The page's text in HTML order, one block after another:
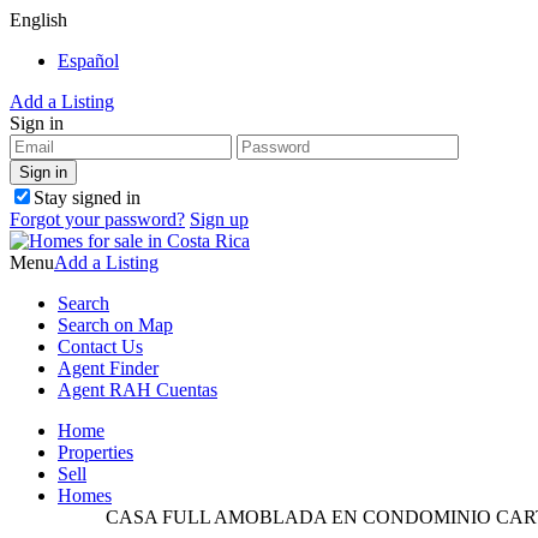
English
Español
Add a Listing
Sign in
Stay signed in
Forgot your password? Sign up
MenuAdd a Listing
Search
Search on Map
Contact Us
Agent Finder
Agent RAH Cuentas
Home
Properties
Sell
Homes
CASA FULL AMOBLADA EN CONDOMINIO